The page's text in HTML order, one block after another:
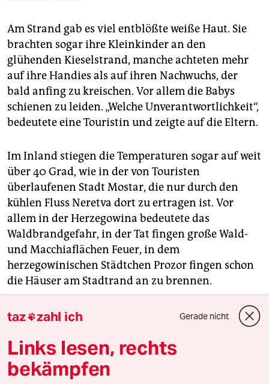
Am Strand gab es viel entblößte weiße Haut. Sie
brachten sogar ihre Kleinkinder an den
glühenden Kieselstrand, manche achteten mehr
auf ihre Handies als auf ihren Nachwuchs, der
bald anfing zu kreischen. Vor allem die Babys
schienen zu leiden. „Welche Unverantwortlichkeit“,
bedeutete eine Touristin und zeigte auf die Eltern.
Im Inland stiegen die Temperaturen sogar auf weit
über 40 Grad, wie in der von Touristen
überlaufenen Stadt Mostar, die nur durch den
kühlen Fluss Neretva dort zu ertragen ist. Vor
allem in der Herzegowina bedeutete das
Waldbrandgefahr, in der Tat fingen große Wald-
und Macchiaflächen Feuer, in dem
herzegowinischen Städtchen Prozor fingen schon
die Häuser am Stadtrand an zu brennen.
Aber auch ohne die Brände macht die Hitze nicht
erscheint selbst den Einheimischen plötzlich
entleert, ausgebrannt, klare Gedanken
verschwimmen, steigern sich bei einigen zu Angst-
taz zahl ich Gerade nicht
Links lesen, rechts
bekämpfen